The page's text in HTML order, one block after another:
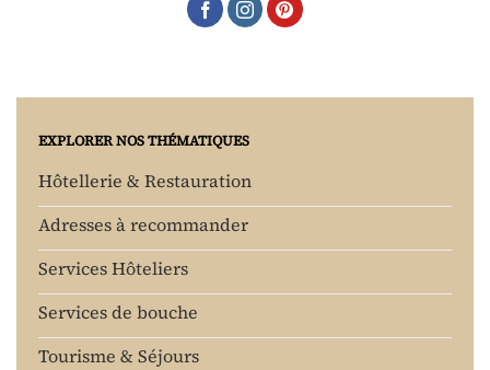
EXPLORER NOS THÉMATIQUES
Hôtellerie & Restauration
Adresses à recommander
Services Hôteliers
Services de bouche
Tourisme & Séjours